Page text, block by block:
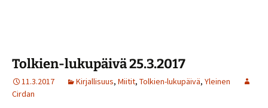
Tolkien-lukupäivä 25.3.2017
11.3.2017 Kirjallisuus, Miitit, Tolkien-lukupäivä, Yleinen
Cirdan